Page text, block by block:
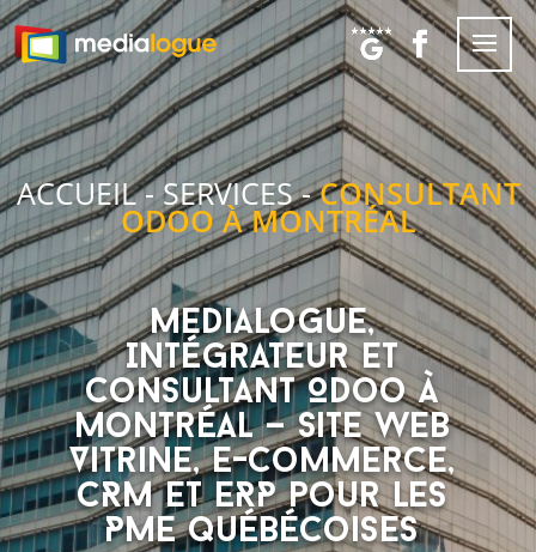
ACCUEIL-SERVICES-CONSULTANT
ODOO À MONTRÉAL
Medialogue,
Intégrateur et
Consultant Odoo à
Montréal — Site Web
Vitrine, E-commerce,
CRM et ERP pour les
PME québécoises